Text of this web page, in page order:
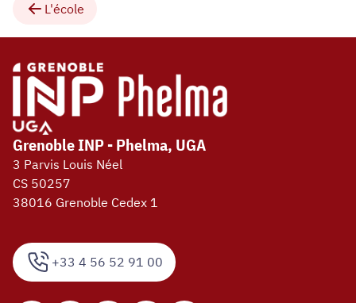
L'école
+33 4 56 52 91 00
Grenoble INP - Phelma, UGA
3 Parvis Louis Néel
CS 50257
38016 Grenoble Cedex 1